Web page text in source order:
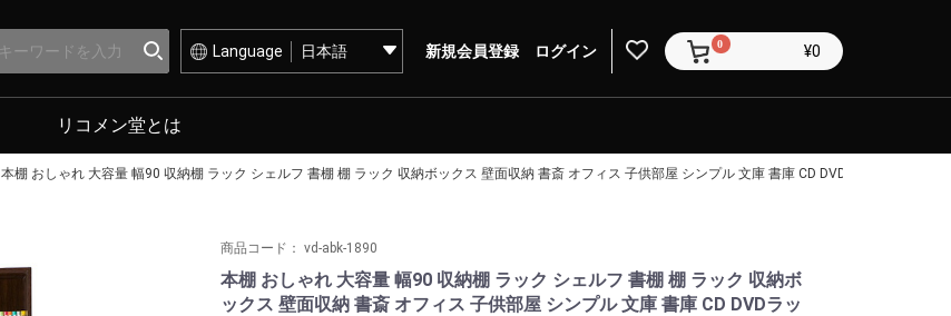
Language 新規会員登録 ログイン 0 ¥0
リコメン堂とは
本棚 おしゃれ 大容量 幅90 収納棚 ラック シェルフ 書棚 棚 ラック 収納ボックス 壁面収納 書斎 オフィス 子供部屋 シンプル 文庫 書庫 CD DVDラック 絵本ラッ
商品コード： vd-abk-1890
本棚 おしゃれ 大容量 幅90 収納棚 ラック シェルフ 書棚 棚 ラック 収納ボ
ックス 壁面収納 書斎 オフィス 子供部屋 シンプル 文庫 書庫 CD DVDラッ